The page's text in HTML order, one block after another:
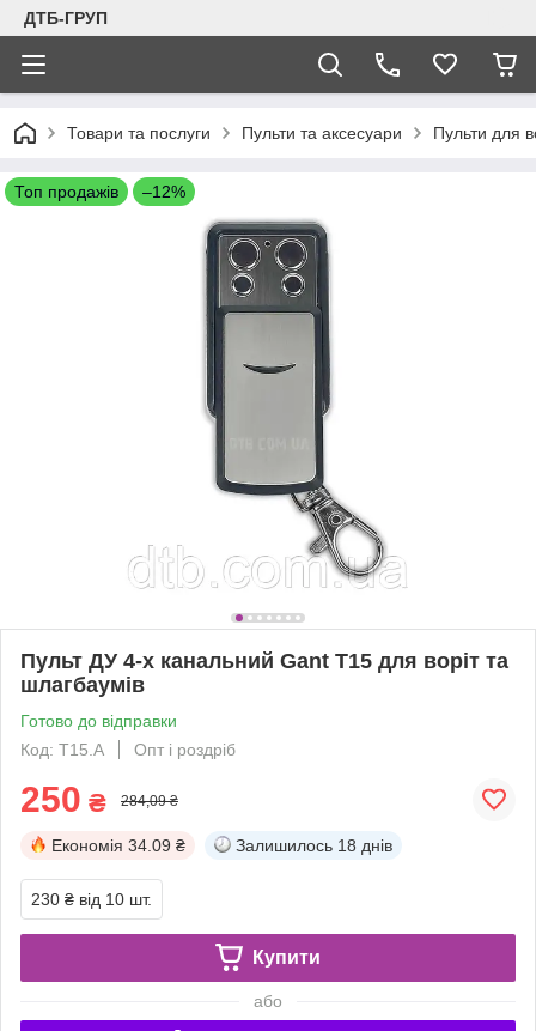
ДТБ-ГРУП
Товари та послуги Пульти та аксесуари Пульти для
Топ продажів –12%
Пульт ДУ 4-х канальний Gant T15 для воріт та
шлагбаумів
Готово до відправки
Код: T15.A
Опт і роздріб
250 ₴ 284,09 ₴
Економія 34.09 ₴ Залишилось 18 днів
230 ₴ від 10 шт.
Купити
або